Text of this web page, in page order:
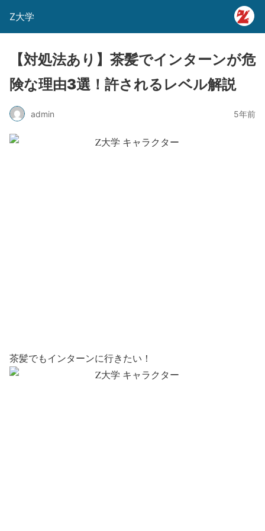
Z大学
【対処法あり】茶髪でインターンが危
険な理由3選！許されるレベル解説
admin 5年前
茶髪でもインターンに行きたい！